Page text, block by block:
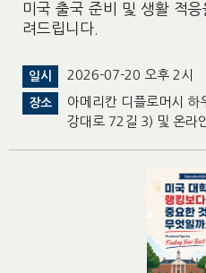
미국 출국 준비 및 생활 적
려드립니다.
일시 2026-07-20 오후 2시
장소
아메리칸 디플로머시 하
강대로 72길 3) 및 온라